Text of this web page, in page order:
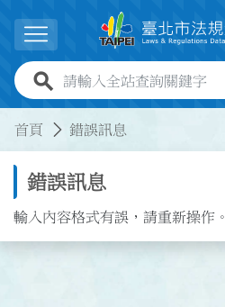
展開選單
全站查詢關鍵字欄位
首頁 錯誤訊息
錯誤訊息
輸入內容格式有誤，請重新操作。